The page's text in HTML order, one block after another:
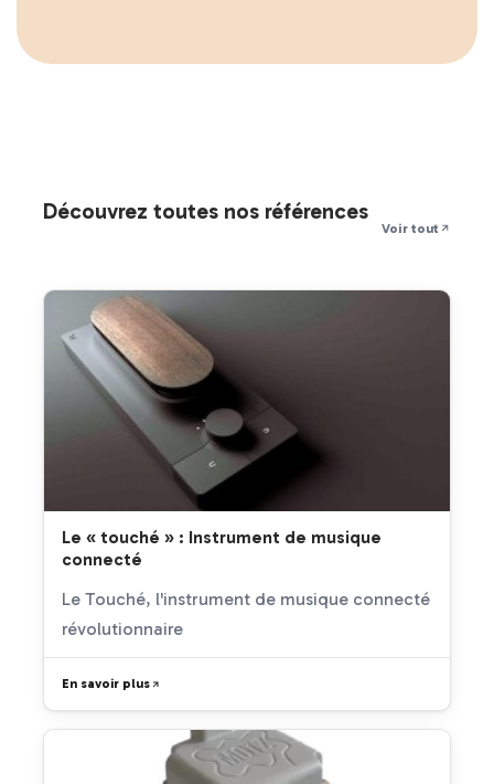
Découvrez toutes nos références
Voir tout
Le « touché » : Instrument de musique
connecté
Le Touché, l'instrument de musique connecté
révolutionnaire
En savoir plus